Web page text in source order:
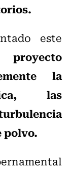
este
proyecto
la
las
polvo.